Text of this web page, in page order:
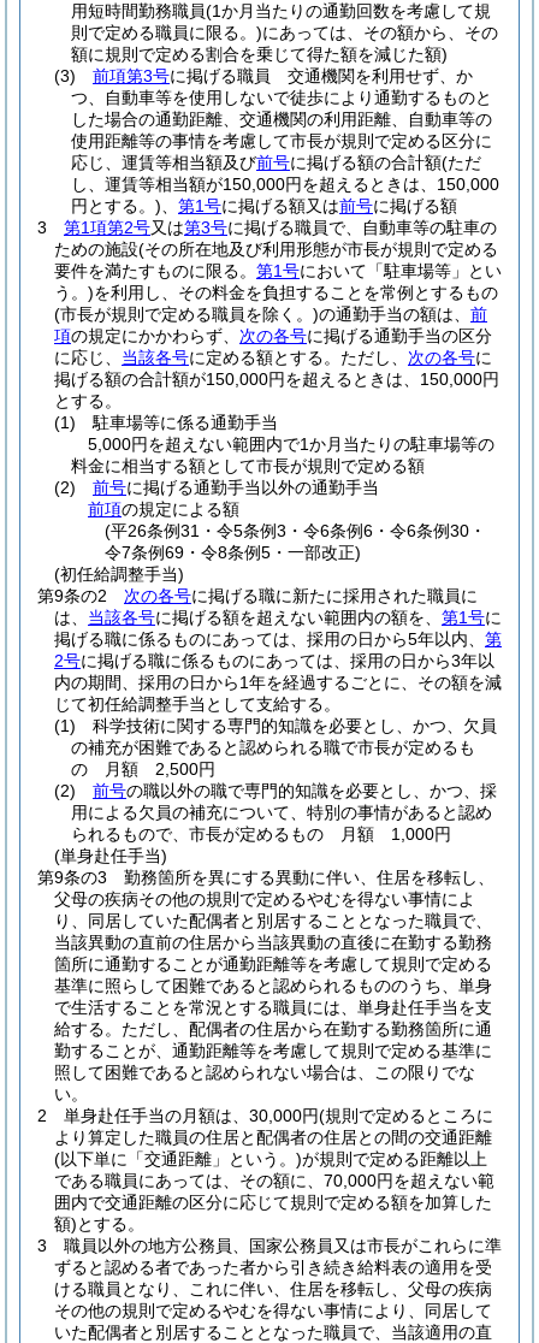
用短時間勤務職員(1か月当たりの通勤回数を考慮して規
則で定める職員に限る。)にあっては、その額から、その
額に規則で定める割合を乗じて得た額を減じた額)
(3)
前項第3号に掲げる職員 交通機関を利用せず、か
つ、自動車等を使用しないで徒歩により通勤するものと
した場合の通勤距離、交通機関の利用距離、自動車等の
使用距離等の事情を考慮して市長が規則で定める区分に
応じ、運賃等相当額及び前号に掲げる額の合計額(ただ
し、運賃等相当額が150,000円を超えるときは、150,000
円とする。)
第1号に掲げる額又は前号に掲げる額
3
第1項第2号又は第3号に掲げる職員で、自動車等の駐車の
ための施設(その所在地及び利用形態が市長が規則で定める
要件を満たすものに限る。 第1号において「駐車場等」とい
う。)を利用し、その料金を負担することを常例とするもの
(市長が規則で定める職員を除く。)の通勤手当の額は、 前
項の規定にかかわらず、 次の各号に掲げる通勤手当の区分
に応じ、 当該各号に定める額とする。 ただし、 次の各号に
掲げる額の合計額が150,000円を超えるときは、150,000円
とする。
(1)
駐車場等に係る通勤手当
5,000円を超えない範囲内で1か月当たりの駐車場等の
料金に相当する額として市長が規則で定める額
(2)
前号に掲げる通勤手当以外の通勤手当
前項の規定による額
(平26条例31・令5条例3・令6条例6・令6条例30・
令7条例69・令8条例5・一部改正)
(初任給調整手当)
第9条の2
次の各号に掲げる職に新たに採用された職員に
は、 当該各号に掲げる額を超えない範囲内の額を、 第1号に
掲げる職に係るものにあっては、採用の日から5年以内、 第
2号に掲げる職に係るものにあっては、採用の日から3年以
内の期間、採用の日から1年を経過するごとに、その額を減
じて初任給調整手当として支給する。
(1)
科学技術に関する専門的知識を必要とし、かつ、欠員
の補充が困難であると認められる職で市長が定めるも
の 月額 2,500円
(2)
前号の職以外の職で専門的知識を必要とし、かつ、採
用による欠員の補充について、特別の事情があると認め
られるもので、市長が定めるもの 月額 1,000円
(単身赴任手当)
第9条の3
勤務箇所を異にする異動に伴い、住居を移転し、
父母の疾病その他の規則で定めるやむを得ない事情によ
り、同居していた配偶者と別居することとなった職員で、
当該異動の直前の住居から当該異動の直後に在勤する勤務
箇所に通勤することが通勤距離等を考慮して規則で定める
基準に照らして困難であると認められるもののうち、単身
で生活することを常況とする職員には、単身赴任手当を支
給する。 ただし、配偶者の住居から在勤する勤務箇所に通
勤することが、通勤距離等を考慮して規則で定める基準に
照して困難であると認められない場合は、この限りでな
い。
2
単身赴任手当の月額は、30,000円(規則で定めるところに
より算定した職員の住居と配偶者の住居との間の交通距離
(以下単に「交通距離」という。)が規則で定める距離以上
である職員にあっては、その額に、70,000円を超えない範
囲内で交通距離の区分に応じて規則で定める額を加算した
額)とする。
3
職員以外の地方公務員、国家公務員又は市長がこれらに準
ずると認める者であった者から引き続き給料表の適用を受
ける職員となり、これに伴い、住居を移転し、父母の疾病
その他の規則で定めるやむを得ない事情により、同居して
いた配偶者と別居することとなった職員で、当該適用の直